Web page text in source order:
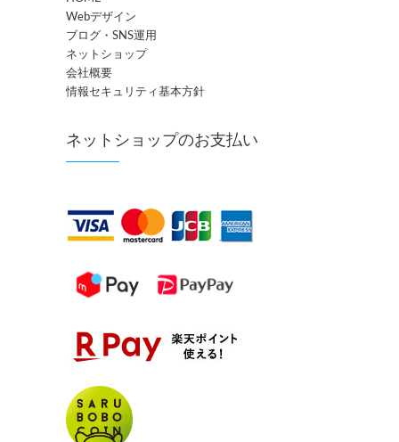
Webデザイン
ブログ・SNS運用
ネットショップ
会社概要
情報セキュリティ基本方針
ネットショップのお支払い